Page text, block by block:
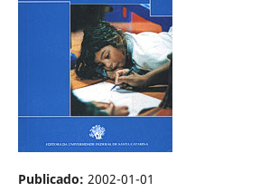
Publicado: 2002-01-01